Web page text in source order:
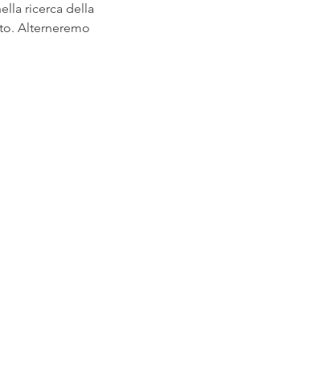
ricerca della
Alterneremo